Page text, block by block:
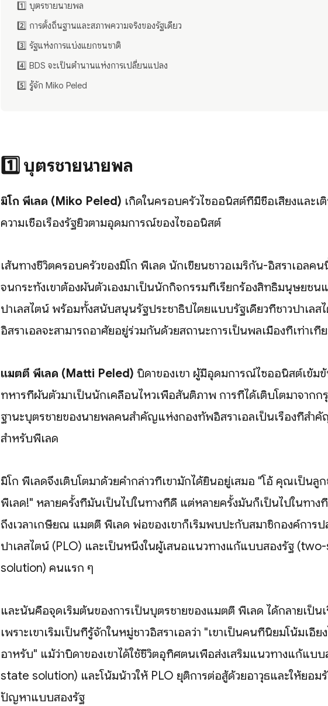
1️⃣ บุตรชายนายพล
2️⃣ การตั้งถิ่นฐานและสภาพความจริงของรัฐเดียว
3️⃣ รัฐแห่งการแบ่งแยกชนชาติ
4️⃣ BDS จะเป็นตำนานแห่งการเปลี่ยนแปลง
5️⃣ รู้จัก Miko Peled
1️⃣ บุตรชายนายพล
มิโก พีเลด (Miko Peled) เกิดในครอบครัวไซออนิสต์ที่มีชื่อเสียงและเ
ความเชื่อเรื่องรัฐยิวตามอุดมการณ์ของไซออนิสต์
เส้นทางชีวิตครอบครัวของมิโก พีเลด นักเขียนชาวอเมริกัน-อิสราเอลคน
จนกระทั่งเขาต้องผันตัวเองมาเป็นนักกิจกรรมที่เรียกร้องสิทธิมนุษยชน
ปาเลสไตน์ พร้อมทั้งสนับสนุนรัฐประชาธิปไตยแบบรัฐเดียวที่ชาวปาเลส
อิสราเอลจะสามารถอาศัยอยู่ร่วมกันด้วยสถานะการเป็นพลเมืองที่เท่าเที
แมตตี พีเลด (Matti Peled) บิดาของเขา ผู้มีอุดมการณ์ไซออนิสต์เข้ม
ทหารที่ผันตัวมาเป็นนักเคลื่อนไหวเพื่อสันติภาพ การที่ได้เติบโตมาจากกรุ
ฐานะบุตรชายของนายพลคนสำคัญแห่งกองทัพอิสราเอลเป็นเรื่องที่สำคั
สำหรับพีเลด
มิโก พีเลดจึงเติบโตมาด้วยคำกล่าวที่เขามักได้ยินอยู่เสมอ "โอ้ คุณเป็นลู
พีเลด!" หลายครั้งที่มันเป็นไปในทางที่ดี แต่หลายครั้งมันก็เป็นไปในทาง
ถึงเวลาเกษียณ แมตตี พีเลด พ่อของเขาก็เริ่มพบปะกับสมาชิกองค์การ
ปาเลสไตน์ (PLO) และเป็นหนึ่งในผู้เสนอแนวทางแก้แบบสองรัฐ
solution) คนแรก ๆ
และนั่นคือจุดเริ่มต้นของการเป็นบุตรชายของแมตตี พีเลด ได้กลายเป็น
เพราะเขาเริ่มเป็นที่รู้จักในหมู่ชาวอิสราเอลว่า "เขาเป็นคนที่นิยมโน้มเอีย
อาหรับ" แม้ว่าบิดาของเขาได้ใช้ชีวิตอุทิศตนเพื่อส่งเสริมแนวทางแก้แบ
state solution) และโน้มน้าวให้ PLO ยุติการต่อสู้ด้วยอาวุธและให้ยอม
ปัญหาแบบสองรัฐ